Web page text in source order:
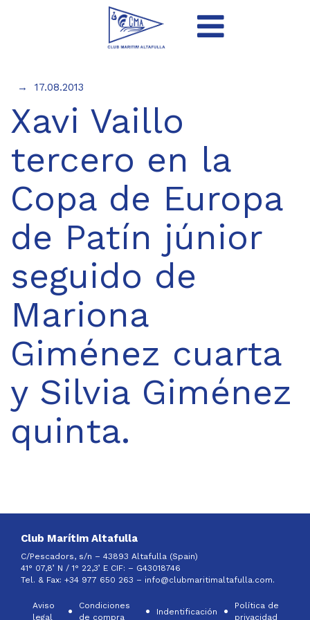
17.08.2013
Xavi Vaillo
tercero en la
Copa de Europa
de Patín júnior
seguido de
Mariona
Giménez cuarta
y Silvia Giménez
quinta.
Club Marítim Altafulla
C/Pescadors, s/n – 43893 Altafulla (Spain)
41° 07,8’ N / 1° 22,3’ E CIF: – G43018746
Tel. & Fax: +34 977 650 263 – info@clubmaritimaltafulla.com.
Aviso
legal
Condiciones
de compra
Indentificación
Política de
privacidad